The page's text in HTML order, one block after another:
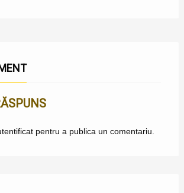
pentru a publica un comentariu.